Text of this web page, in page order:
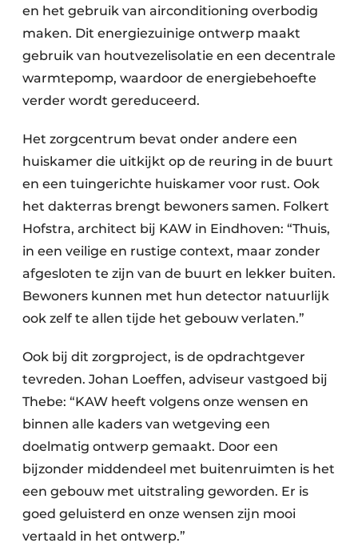
en het gebruik van airconditioning overbodig
maken. Dit energiezuinige ontwerp maakt
gebruik van houtvezelisolatie en een decentrale
warmtepomp, waardoor de energiebehoefte
verder wordt gereduceerd.
Het zorgcentrum bevat onder andere een
huiskamer die uitkijkt op de reuring in de buurt
en een tuingerichte huiskamer voor rust. Ook
het dakterras brengt bewoners samen. Folkert
Hofstra, architect bij KAW in Eindhoven: “Thuis,
in een veilige en rustige context, maar zonder
afgesloten te zijn van de buurt en lekker buiten.
Bewoners kunnen met hun detector natuurlijk
ook zelf te allen tijde het gebouw verlaten.”
Ook bij dit zorgproject, is de opdrachtgever
tevreden. Johan Loeffen, adviseur vastgoed bij
Thebe: “KAW heeft volgens onze wensen en
binnen alle kaders van wetgeving een
doelmatig ontwerp gemaakt. Door een
bijzonder middendeel met buitenruimten is het
een gebouw met uitstraling geworden. Er is
goed geluisterd en onze wensen zijn mooi
vertaald in het ontwerp.”